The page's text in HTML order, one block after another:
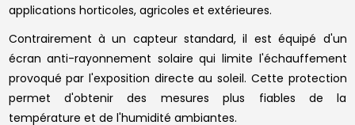
applications horticoles, agricoles et extérieures.
Contrairement à un capteur standard, il est équipé d'un
écran anti-rayonnement solaire qui limite l'échauffement
provoqué par l'exposition directe au soleil. Cette protection
permet d'obtenir des mesures plus fiables de la
température et de l'humidité ambiantes.